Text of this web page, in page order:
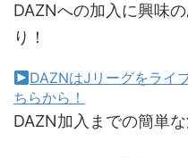
DAZNへの加入に興味
り！
DAZNはJリーグをライ
ちらから！
DAZN加入までの簡単